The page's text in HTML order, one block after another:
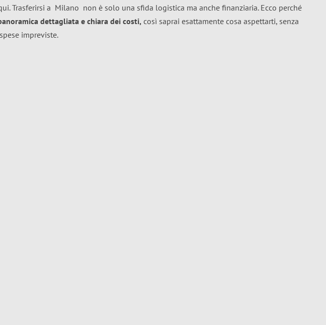
Trasferirsi a Milano non è solo una sfida logistica ma anche finanziaria. Ecco perché
dettagliata e chiara dei costi, così saprai esattamente cosa aspettarti, senza
impreviste.